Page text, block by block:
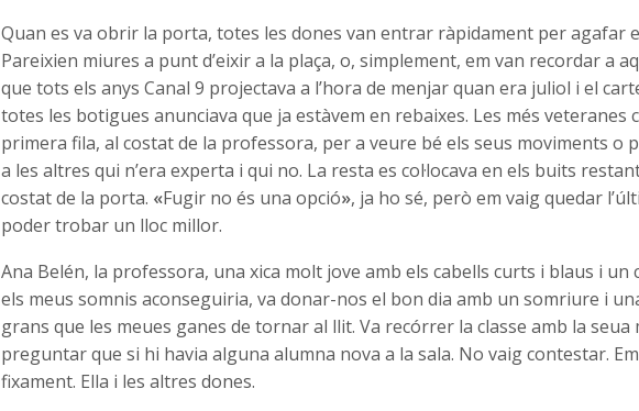
Quan es va obrir la porta, totes les dones van entrar ràpidament per agafar
Pareixien miures a punt d’eixir a la plaça, o, simplement, em van recordar a
que tots els anys Canal 9 projectava a l’hora de menjar quan era juliol i el
totes les botigues anunciava que ja estàvem en rebaixes. Les més veteranes
primera fila, al costat de la professora, per a veure bé els seus moviments o
a les altres qui n’era experta i qui no. La resta es col·locava en els buits
costat de la porta. «Fugir no és una opció», ja ho sé, però em vaig quedar
poder trobar un lloc millor.
Ana Belén, la professora, una xica molt jove amb els cabells curts i blaus i un
els meus somnis aconseguiria, va donar-nos el bon dia amb un somriure i
grans que les meues ganes de tornar al llit. Va recórrer la classe amb la seua
preguntar que si hi havia alguna alumna nova a la sala. No vaig contestar.
fixament. Ella i les altres dones.